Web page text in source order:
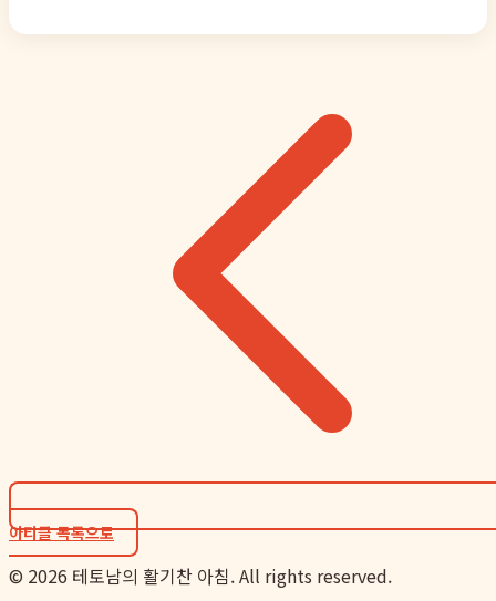
아티클 목록으로
© 2026 테토남의 활기찬 아침. All rights reserved.